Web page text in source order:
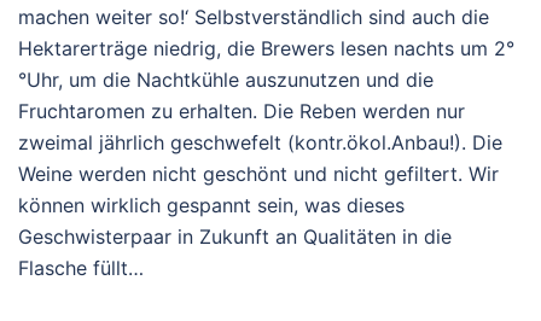
machen weiter so!‘ Selbstverständlich sind auch die
Hektarerträge niedrig, die Brewers lesen nachts um 2°
°Uhr, um die Nachtkühle auszunutzen und die
Fruchtaromen zu erhalten. Die Reben werden nur
zweimal jährlich geschwefelt (kontr.ökol.Anbau!). Die
Weine werden nicht geschönt und nicht gefiltert. Wir
können wirklich gespannt sein, was dieses
Geschwisterpaar in Zukunft an Qualitäten in die
Flasche füllt…